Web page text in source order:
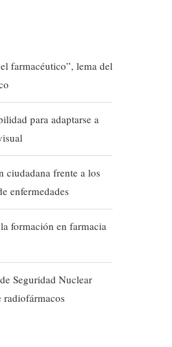
farmacéutico”, lema del
para adaptarse a
ciudadana frente a los
enfermedades
formación en farmacia
Seguridad Nuclear
radiofármacos